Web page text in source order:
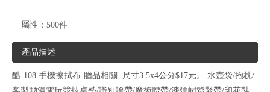
屬性： 500件
產品描述
酷-108 手機擦拭布-贈品相關 .尺寸3.5x4公分$17元。 水壺袋/抱枕/